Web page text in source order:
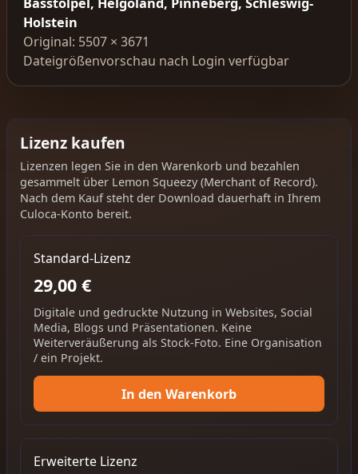
Holstein
Original: 5507 × 3671
Dateigrößenvorschau nach Login verfügbar
Lizenz kaufen
Lizenzen legen Sie in den Warenkorb und bezahlen
gesammelt über Lemon Squeezy (Merchant of Record).
Nach dem Kauf steht der Download dauerhaft in Ihrem
Culoca-Konto bereit.
Standard-Lizenz
29,00 €
Digitale und gedruckte Nutzung in Websites, Social
Media, Blogs und Präsentationen. Keine
Weiterveräußerung als Stock-Foto. Eine Organisation
/ ein Projekt.
In den Warenkorb
Erweiterte Lizenz